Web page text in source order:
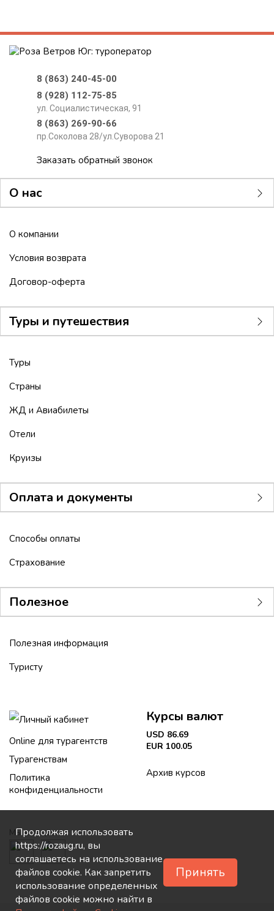
Продолжая использовать
https://rozaug.ru, вы
соглашаетесь на использование
файлов cookie. Как запретить
использование определенных
файлов cookie можно найти в
Принять
8 (863) 240-45-00
8 (928) 112-75-85
ул. Социалистическая, 91
8 (863) 269-90-66
пр.Соколова 28/ул.Суворова 21
Заказать обратный звонок
О нас
О компании
Условия возврата
Договор-оферта
Туры и путешествия
Туры
Страны
ЖД и Авиабилеты
Отели
Круизы
Оплата и документы
Способы оплаты
Страхование
Полезное
Полезная информация
Туристу
Личный кабинет
Online для турагентств
Турагенствам
Политика
конфиденциальности
Курсы валют
USD 86.69
EUR 100.05
Архив курсов
Мы в соцсетях: